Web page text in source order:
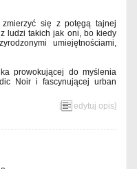
zmierzyć się z potęgą tajnej
ludzi takich jak oni, bo kiedy
umiejętnościami,
prowokującej do myślenia
Noir i fascynującej urban
[
edytuj opis]